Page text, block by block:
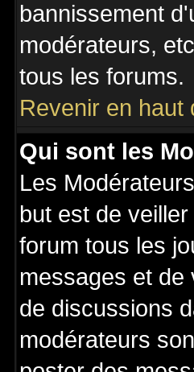
bannissement
modérateurs,
tous les forums.
Revenir en haut
Qui sont les
Les
but est de
forum tous les
messages et de
de discussions
modérateurs